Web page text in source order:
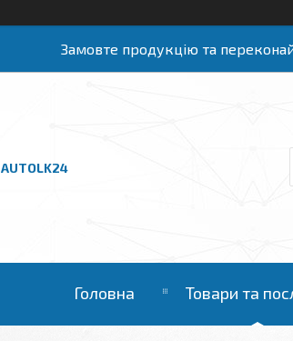
Замовте продукцію та
AUTOLK24
Головна Товари та